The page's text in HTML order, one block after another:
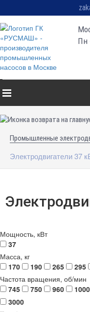
Пн
Промышленные
Электродвигатели 37
Мощность, кВт
37
Масса, кг
170
190 265 295
Частота вращения, об/мин
745
750 960 1000
3000